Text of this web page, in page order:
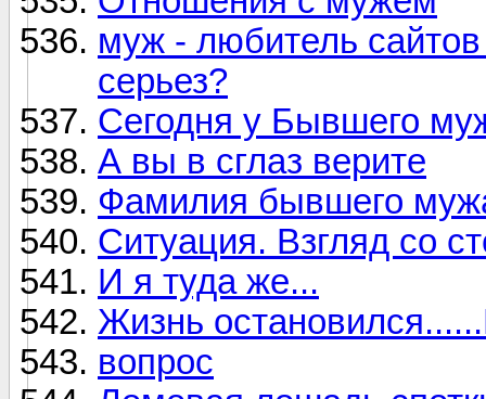
муж - любитель сайтов
серьез?
Сегодня у Бывшего
А вы в сглаз верите
Фамилия бывшего
Ситуация. Взгляд со
И я туда же...
Жизнь
вопрос